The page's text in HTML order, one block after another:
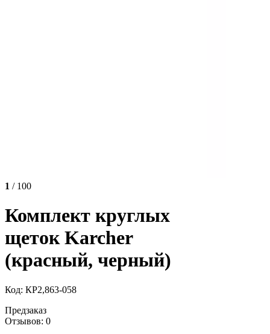
1 / 100
Комплект круглых
щеток Karcher
(красный, черный)
Код: КР2,863-058
Предзаказ
Отзывов: 0